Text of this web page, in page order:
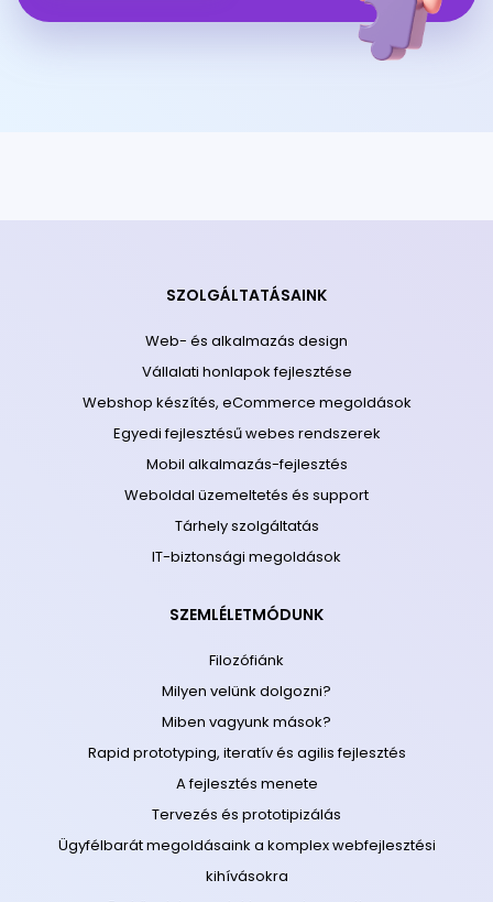
SZOLGÁLTATÁSAINK
Web- és alkalmazás design
Vállalati honlapok fejlesztése
Webshop készítés, eCommerce megoldások
Egyedi fejlesztésű webes rendszerek
Mobil alkalmazás-fejlesztés
Weboldal üzemeltetés és support
Tárhely szolgáltatás
IT-biztonsági megoldások
SZEMLÉLETMÓDUNK
Filozófiánk
Milyen velünk dolgozni?
Miben vagyunk mások?
Rapid prototyping, iteratív és agilis fejlesztés
A fejlesztés menete
Tervezés és prototipizálás
Ügyfélbarát megoldásaink a komplex webfejlesztési
kihívásokra